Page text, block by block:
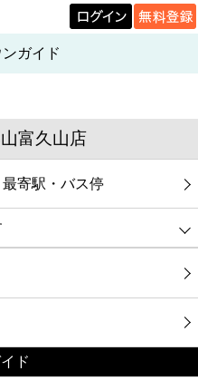
ガイド
富久山店
最寄駅・バス停
ド